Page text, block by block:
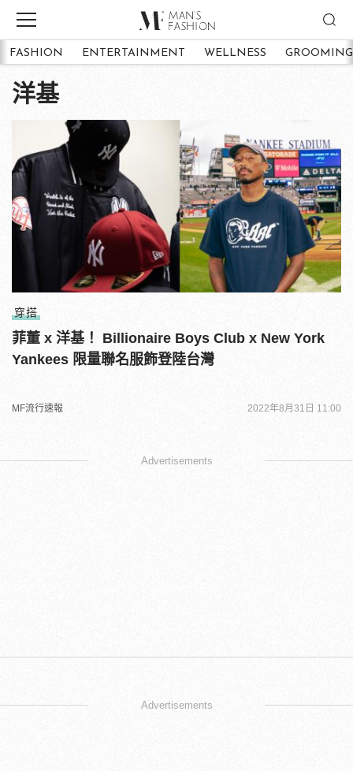
FASHION ENTERTAINMENT WELLNESS GROOMING
洋基
穿搭
菲董 x 洋基！ Billionaire Boys Club x New York
Yankees 限量聯名服飾登陸台灣
MF流行速報 2022年8月31日 11:00
Advertisements
Advertisements